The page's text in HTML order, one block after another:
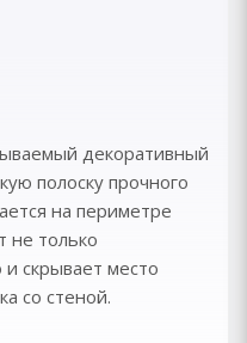
декоративный
полоску прочного
на периметре
не только
скрывает место
со стеной.